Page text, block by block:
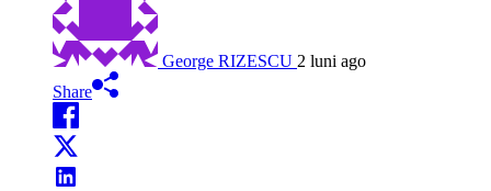
George RIZESCU 2 luni ago
Share